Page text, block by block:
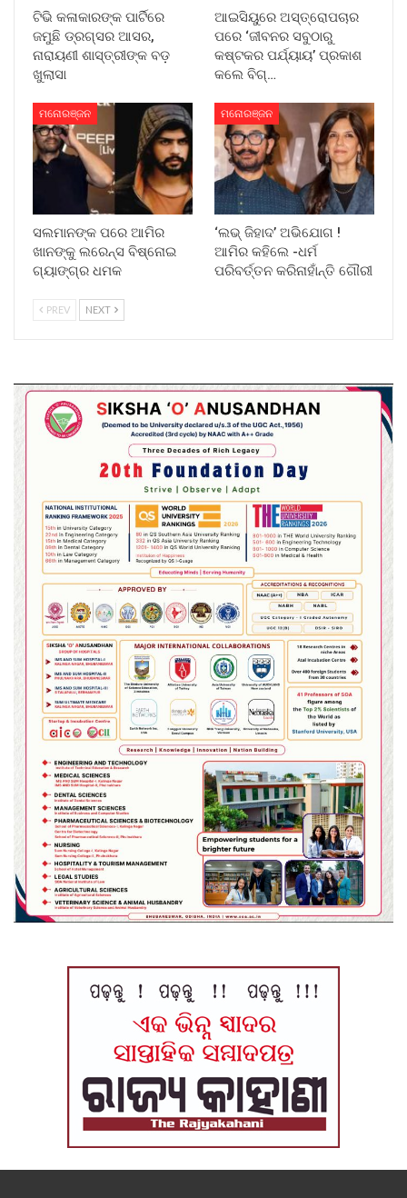
ଟିଭି କଳାକାରଙ୍କ ପାର୍ଟିରେ
ଜମୁଛି ଡ୍ରଗ୍ସର ଆସର,
ନାରାୟଣୀ ଶାସ୍ତ୍ରୀଙ୍କ ବଡ଼
ଖୁଲାସା
ଆଇସିୟୁରେ ଅସ୍ତ୍ରୋପଚାର
ପରେ ‘ଜୀବନର ସବୁଠାରୁ
କଷ୍ଟକର ପର୍ଯ୍ୟାୟ’ ପ୍ରକାଶ
କଲେ ବିଗ୍‌…
ମନୋରଞ୍ଜନ
ସଲମାନଙ୍କ ପରେ ଆମିର
ଖାନଙ୍କୁ ଲରେନ୍ସ ବିଷ୍ନୋଇ
ଗ୍ୟାଙ୍ଗ୍‌ର ଧମକ
ମନୋରଞ୍ଜନ
‘ଲଭ୍ ଜିହାଦ’ ଅଭିଯୋଗ !
ଆମିର କହିଲେ -ଧର୍ମ
ପରିବର୍ତ୍ତନ କରିନାହାଁନ୍ତି ଗୌରୀ
PREV NEXT